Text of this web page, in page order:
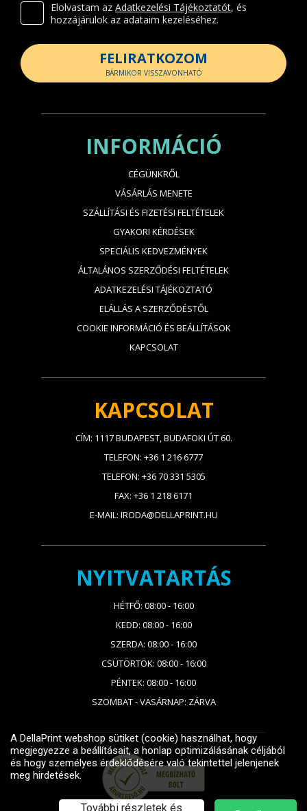
Elolvastam az Adatkezelési Tájékoztatót, és
hozzájárulok az adataim kezeléséhez.
FELIRATKOZOM
BÁRMIKOR VISSZAVONHATÓ
INFORMÁCIÓ
CÉGÜNKRŐL
VÁSÁRLÁS MENETE
SZÁLLÍTÁSI ÉS FIZETÉSI FELTÉTELEK
GYAKORI KÉRDÉSEK
SPECIÁLIS KEDVEZMÉNYEK
ÁLTALÁNOS SZERZŐDÉSI FELTÉTELEK
ADATKEZELÉSI TÁJÉKOZTATÓ
ELÁLLÁS A SZERZŐDÉSTŐL
COOKIE INFORMÁCIÓ ÉS BEÁLLÍTÁSOK
KAPCSOLAT
KAPCSOLAT
CÍM: 1117 BUDAPEST, BUDAFOKI ÚT 60.
TELEFON: +36 1 216 6777
TELEFON: +36 70 331 5305
FAX: +36 1 218 6171
E-MAIL: IRODA@DELLAPRINT.HU
NYITVATARTÁS
HÉTFŐ: 08:00 - 16:00
KEDD: 08:00 - 16:00
SZERDA: 08:00 - 16:00
CSÜTÖRTÖK: 08:00 - 16:00
PÉNTEK: 08:00 - 16:00
SZOMBAT - VASÁRNAP: ZÁRVA